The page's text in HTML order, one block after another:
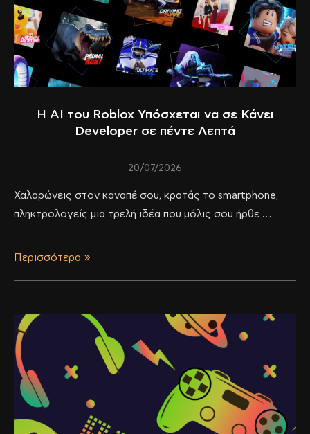
Η AI του Roblox Υπόσχεται να σε Κάνει
Developer σε πέντε Λεπτά
20/07/2026
Χαλαρώνεις στον καναπέ σου, κρατάς το smartphone,
πληκτρολογείς μια τρελή ιδέα που μόλις σου ήρθε …
Περισσότερα